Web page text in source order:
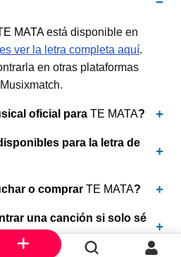
MATAestá disponible en
ver la letra completa aquí.
en otras plataformas
oficial para TE MATA?
para la letra de
o comprar TE MATA?
una canción si solo sé